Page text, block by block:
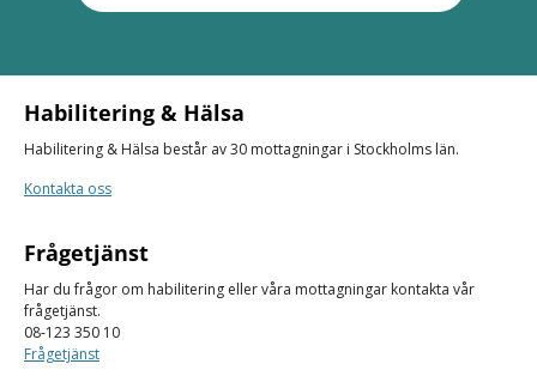
Habilitering & Hälsa
Habilitering & Hälsa består av 30 mottagningar i Stockholms län.
Kontakta oss
Frågetjänst
Har du frågor om habilitering eller våra mottagningar kontakta vår
frågetjänst.
08-123 350 10
Frågetjänst